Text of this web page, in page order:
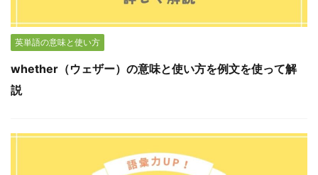
英単語の意味と使い方
whether（ウェザー）の意味と使い方を例文を使って解
説